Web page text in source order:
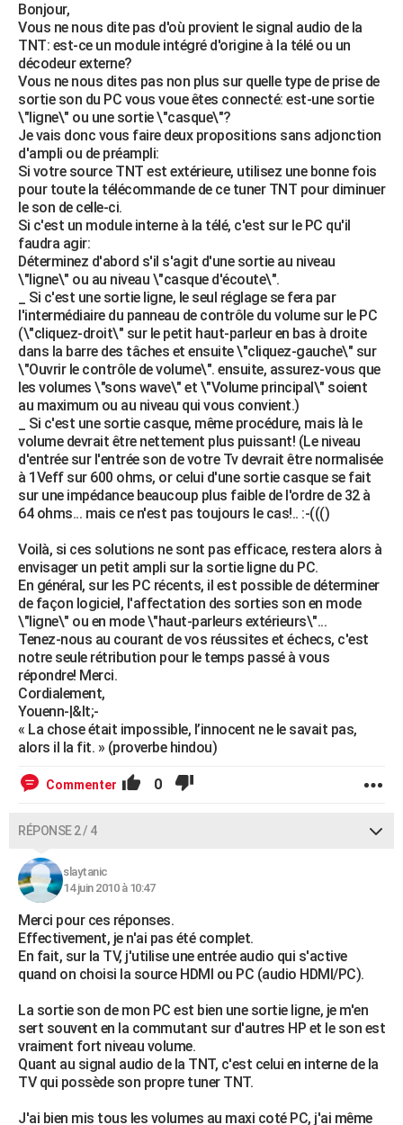
Bonjour,
Vous ne nous dite pas d'où provient le signal audio de la
TNT: est-ce un module intégré d'origine à la télé ou un
décodeur externe?
Vous ne nous dites pas non plus sur quelle type de prise de
sortie son du PC vous voue êtes connecté: est-une sortie
\"ligne\" ou une sortie \"casque\"?
Je vais donc vous faire deux propositions sans adjonction
d'ampli ou de préampli:
Si votre source TNT est extérieure, utilisez une bonne fois
pour toute la télécommande de ce tuner TNT pour diminuer
le son de celle-ci.
Si c'est un module interne à la télé, c'est sur le PC qu'il
faudra agir:
Déterminez d'abord s'il s'agit d'une sortie au niveau
\"ligne\" ou au niveau \"casque d'écoute\".
_ Si c'est une sortie ligne, le seul réglage se fera par
l'intermédiaire du panneau de contrôle du volume sur le PC
(\"cliquez-droit\" sur le petit haut-parleur en bas à droite
dans la barre des tâches et ensuite \"cliquez-gauche\" sur
\"Ouvrir le contrôle de volume\". ensuite, assurez-vous que
les volumes \"sons wave\" et \"Volume principal\" soient
au maximum ou au niveau qui vous convient.)
_ Si c'est une sortie casque, même procédure, mais là le
volume devrait être nettement plus puissant! (Le niveau
d'entrée sur l'entrée son de votre Tv devrait être normalisée
à 1Veff sur 600 ohms, or celui d'une sortie casque se fait
sur une impédance beaucoup plus faible de l'ordre de 32 à
64 ohms... mais ce n'est pas toujours le cas!.. :-((()
Voilà, si ces solutions ne sont pas efficace, restera alors à
envisager un petit ampli sur la sortie ligne du PC.
En général, sur les PC récents, il est possible de déterminer
de façon logiciel, l'affectation des sorties son en mode
\"ligne\" ou en mode \"haut-parleurs extérieurs\"...
Tenez-nous au courant de vos réussites et échecs, c'est
notre seule rétribution pour le temps passé à vous
répondre! Merci.
Cordialement,
Youenn-|&lt;-
« La chose était impossible, l’innocent ne le savait pas,
alors il la fit. » (proverbe hindou)
Commenter 0
RÉPONSE 2 / 4
slaytanic
14 juin 2010 à 10:47
Merci pour ces réponses.
Effectivement, je n'ai pas été complet.
En fait, sur la TV, j'utilise une entrée audio qui s'active
quand on choisi la source HDMI ou PC (audio HDMI/PC).
La sortie son de mon PC est bien une sortie ligne, je m'en
sert souvent en la commutant sur d'autres HP et le son est
vraiment fort niveau volume.
Quant au signal audio de la TNT, c'est celui en interne de la
TV qui possède son propre tuner TNT.
J'ai bien mis tous les volumes au maxi coté PC, j'ai même